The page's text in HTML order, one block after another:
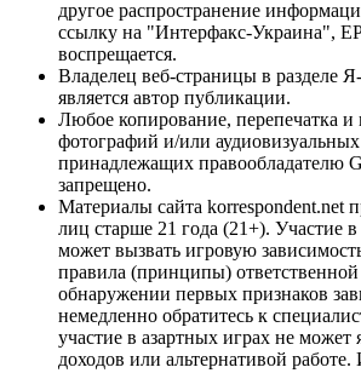
другое распространение
ссылку на "Интерфакс-Украина",
воспрещается.
Владелец веб-страницы в разделе
является автор публикации.
Любое копирование, перепечатка и
фотографий и/или
принадлежащих правообладателю
запрещено.
Материалы сайта korrespondent.net
лиц старше 21 года (21+). Участие
может вызвать игровую
правила (принципы)
обнаружении первых признаков
немедленно обратитесь к
участие в азартных играх не может
доходов или альтернативой